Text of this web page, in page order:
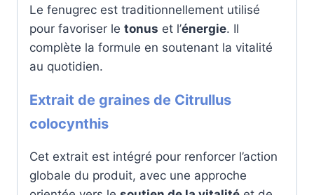
Le fenugrec est traditionnellement utilisé
pour favoriser le tonus et l’énergie. Il
complète la formule en soutenant la vitalité
au quotidien.
Extrait de graines de Citrullus
colocynthis
Cet extrait est intégré pour renforcer l’action
globale du produit, avec une approche